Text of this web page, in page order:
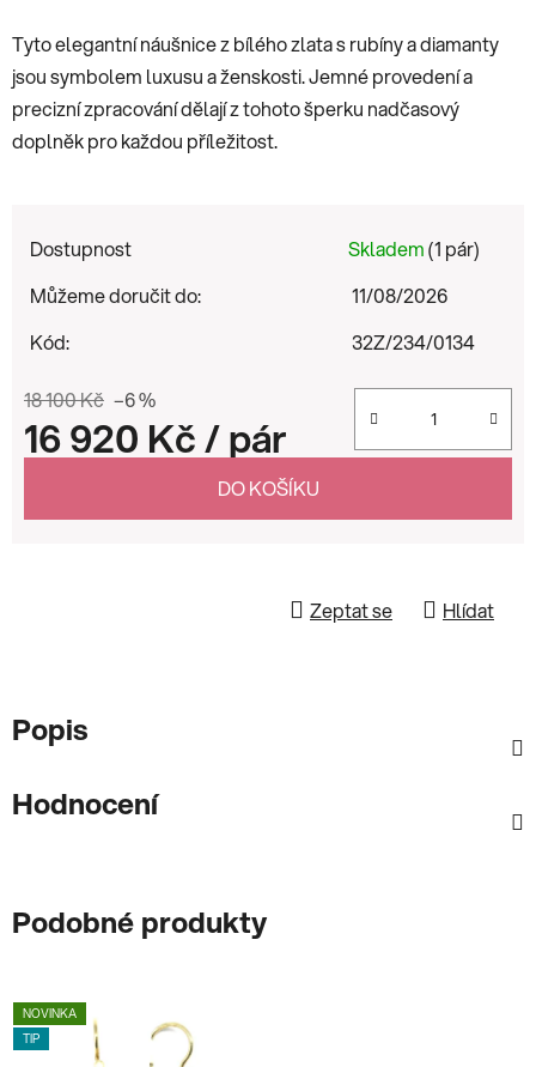
Tyto elegantní náušnice z bílého zlata s rubíny a diamanty
jsou symbolem luxusu a ženskosti. Jemné provedení a
precizní zpracování dělají z tohoto šperku nadčasový
doplněk pro každou příležitost.
Dostupnost Skladem(1 pár)
Můžeme doručit do:
11/08/2026
Kód:
32Z/234/0134
18 100 Kč –6 %
16 920 Kč/ pár
DO KOŠÍKU
Zeptat se Hlídat
Popis
Hodnocení
Podobné produkty
NOVINKA
TIP